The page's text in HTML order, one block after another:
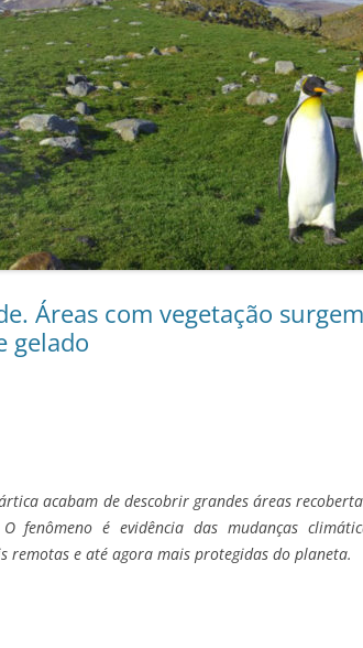
Áreas com vegetação
gelado
acabam de descobrir grandes áreas
fenômeno é evidência das mudanças
remotas e até agora mais protegidas do planeta.